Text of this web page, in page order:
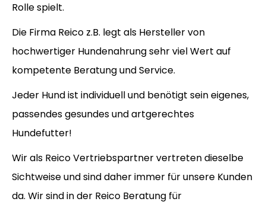
Rolle spielt.
Die Firma Reico z.B. legt als Hersteller von
hochwertiger Hundenahrung sehr viel Wert auf
kompetente Beratung und Service.
Jeder Hund ist individuell und benötigt sein eigenes,
passendes gesundes und artgerechtes
Hundefutter!
Wir als Reico Vertriebspartner vertreten dieselbe
Sichtweise und sind daher immer für unsere Kunden
da. Wir sind in der Reico Beratung für